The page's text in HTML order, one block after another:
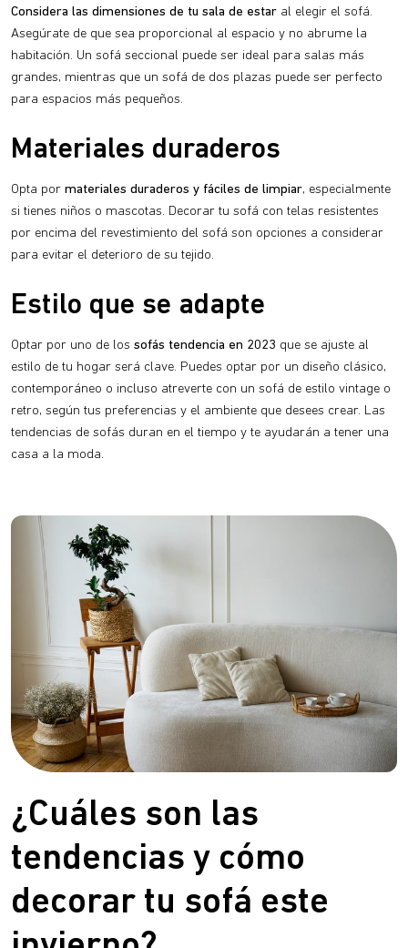
Considera las dimensiones de tu sala de estar al elegir el sofá.
Asegúrate de que sea proporcional al espacio y no abrume la
habitación. Un sofá seccional puede ser ideal para salas más
grandes, mientras que un sofá de dos plazas puede ser perfecto
para espacios más pequeños.
Materiales duraderos
Opta por materiales duraderos y fáciles de limpiar, especialmente
si tienes niños o mascotas. Decorar tu sofá con telas resistentes
por encima del revestimiento del sofá son opciones a considerar
para evitar el deterioro de su tejido.
Estilo que se adapte
Optar por uno de los sofás tendencia en 2023 que se ajuste al
estilo de tu hogar será clave. Puedes optar por un diseño clásico,
contemporáneo o incluso atreverte con un sofá de estilo vintage o
retro, según tus preferencias y el ambiente que desees crear. Las
tendencias de sofás duran en el tiempo y te ayudarán a tener una
casa a la moda.
¿Cuáles son las
tendencias y cómo
decorar tu sofá este